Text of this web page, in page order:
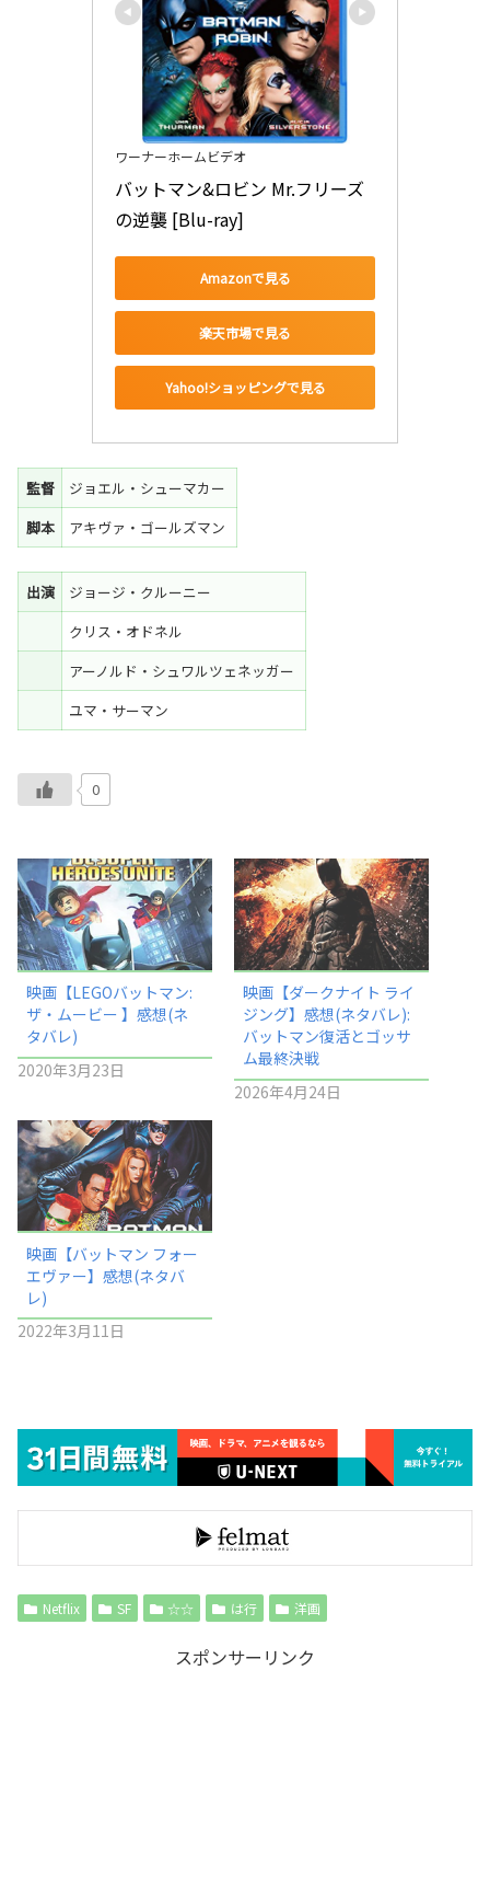
ワーナーホームビデオ
バットマン&ロビン Mr.フリーズ
の逆襲 [Blu-ray]
Amazonで見る
楽天市場で見る
Yahoo!ショッピングで見る
監督
ジョエル・シューマカー
脚本
アキヴァ・ゴールズマン
出演
ジョージ・クルーニー
クリス・オドネル
アーノルド・シュワルツェネッガー
ユマ・サーマン
0
映画【LEGOバットマン:
ザ・ムービー 】感想(ネ
タバレ)
2020年3月23日
映画【ダークナイト ライ
ジング】感想(ネタバレ):
バットマン復活とゴッサ
ム最終決戦
2026年4月24日
映画【バットマン フォー
エヴァー】感想(ネタバ
レ)
2022年3月11日
Netflix SF ☆☆ は行 洋画
スポンサーリンク